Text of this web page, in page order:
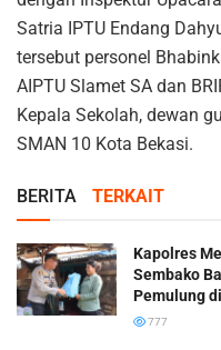
Satria IPTU Endang
tersebut personel
AIPTU Slamet SA dan
Kepala Sekolah, dewan
SMAN 10 Kota Bekasi.
BERITA TERKAIT
Kapolres
Sembako
Pemulung
777